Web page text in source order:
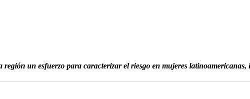
un esfuerzo para caracterizar el riesgo en mujeres latinoamericanas,